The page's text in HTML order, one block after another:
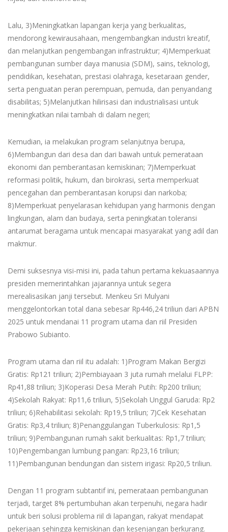
Lalu, 3)Meningkatkan lapangan kerja yang berkualitas,
mendorong kewirausahaan, mengembangkan industri kreatif,
dan melanjutkan pengembangan infrastruktur; 4)Memperkuat
pembangunan sumber daya manusia (SDM), sains, teknologi,
pendidikan, kesehatan, prestasi olahraga, kesetaraan gender,
serta penguatan peran perempuan, pemuda, dan penyandang
disabilitas; 5)Melanjutkan hilirisasi dan industrialisasi untuk
meningkatkan nilai tambah di dalam negeri;
Kemudian, ia melakukan program selanjutnya berupa,
6)Membangun dari desa dan dari bawah untuk pemerataan
ekonomi dan pemberantasan kemiskinan; 7)Memperkuat
reformasi politik, hukum, dan birokrasi, serta memperkuat
pencegahan dan pemberantasan korupsi dan narkoba;
8)Memperkuat penyelarasan kehidupan yang harmonis dengan
lingkungan, alam dan budaya, serta peningkatan toleransi
antarumat beragama untuk mencapai masyarakat yang adil dan
makmur.
Demi suksesnya visi-misi ini, pada tahun pertama kekuasaannya
presiden memerintahkan jajarannya untuk segera
merealisasikan janji tersebut. Menkeu Sri Mulyani
menggelontorkan total dana sebesar Rp446,24 triliun dari APBN
2025 untuk mendanai 11 program utama dan riil Presiden
Prabowo Subianto.
Program utama dan riil itu adalah: 1)Program Makan Bergizi
Gratis: Rp121 triliun; 2)Pembiayaan 3 juta rumah melalui FLPP:
Rp41,88 triliun; 3)Koperasi Desa Merah Putih: Rp200 triliun;
4)Sekolah Rakyat: Rp11,6 triliun, 5)Sekolah Unggul Garuda: Rp2
triliun; 6)Rehabilitasi sekolah: Rp19,5 triliun; 7)Cek Kesehatan
Gratis: Rp3,4 triliun; 8)Penanggulangan Tuberkulosis: Rp1,5
triliun; 9)Pembangunan rumah sakit berkualitas: Rp1,7 triliun;
10)Pengembangan lumbung pangan: Rp23,16 triliun;
11)Pembangunan bendungan dan sistem irigasi: Rp20,5 triliun.
Dengan 11 program subtantif ini, pemerataan pembangunan
terjadi, target 8% pertumbuhan akan terpenuhi, negara hadir
untuk beri solusi problema riil di lapangan, rakyat mendapat
pekerjaan sehingga kemiskinan dan kesenjangan berkurang.